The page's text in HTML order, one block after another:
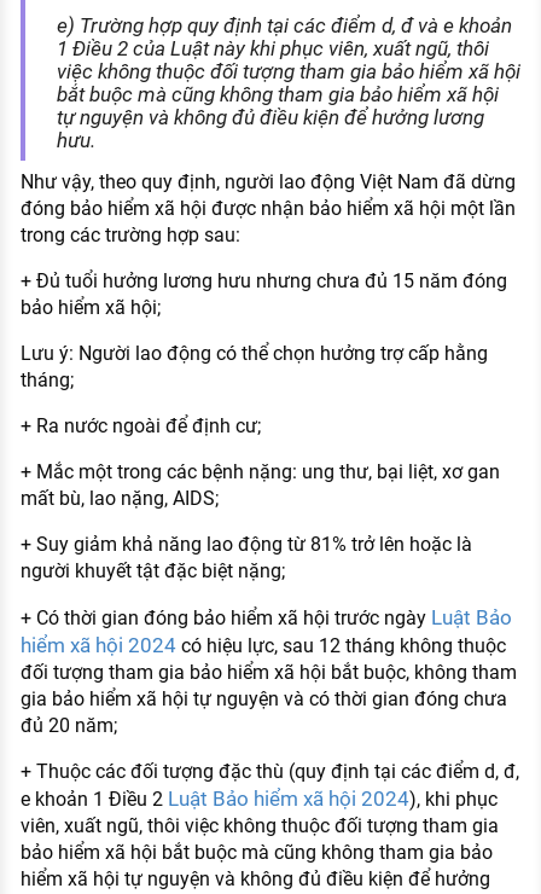
e) Trường hợp quy định tại các điểm d, đ và e khoản
1 Điều 2 của Luật này khi phục viên, xuất ngũ, thôi
việc không thuộc đối tượng tham gia bảo hiểm xã hội
bắt buộc mà cũng không tham gia bảo hiểm xã hội
tự nguyện và không đủ điều kiện để hưởng lương
hưu.
Như vậy, theo quy định, người lao động Việt Nam đã dừng
đóng bảo hiểm xã hội được nhận bảo hiểm xã hội một lần
trong các trường hợp sau:
+ Đủ tuổi hưởng lương hưu nhưng chưa đủ 15 năm đóng
bảo hiểm xã hội;
Lưu ý: Người lao động có thể chọn hưởng trợ cấp hằng
tháng;
+ Ra nước ngoài để định cư;
+ Mắc một trong các bệnh nặng: ung thư, bại liệt, xơ gan
mất bù, lao nặng, AIDS;
+ Suy giảm khả năng lao động từ 81% trở lên hoặc là
người khuyết tật đặc biệt nặng;
+ Có thời gian đóng bảo hiểm xã hội trước ngày Luật Bảo
hiểm xã hội 2024có hiệu lực, sau 12 tháng không thuộc
đối tượng tham gia bảo hiểm xã hội bắt buộc, không tham
gia bảo hiểm xã hội tự nguyện và có thời gian đóng chưa
đủ 20 năm;
+ Thuộc các đối tượng đặc thù (quy định tại các điểm d, đ,
e khoản 1 Điều 2 Luật Bảo hiểm xã hội 2024), khi phục
viên, xuất ngũ, thôi việc không thuộc đối tượng tham gia
bảo hiểm xã hội bắt buộc mà cũng không tham gia bảo
hiểm xã hội tự nguyện và không đủ điều kiện để hưởng